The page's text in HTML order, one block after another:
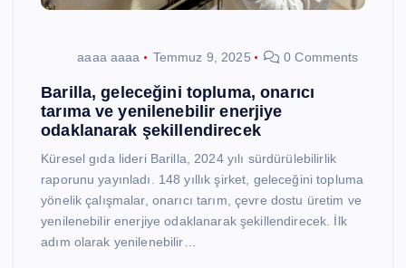
aaaa aaaa Temmuz 9, 2025 0 Comments
Barilla, geleceğini topluma, onarıcı
tarıma ve yenilenebilir enerjiye
odaklanarak şekillendirecek
Küresel gıda lideri Barilla, 2024 yılı sürdürülebilirlik
raporunu yayınladı. 148 yıllık şirket, geleceğini topluma
yönelik çalışmalar, onarıcı tarım, çevre dostu üretim ve
yenilenebilir enerjiye odaklanarak şekillendirecek. İlk
adım olarak yenilenebilir…